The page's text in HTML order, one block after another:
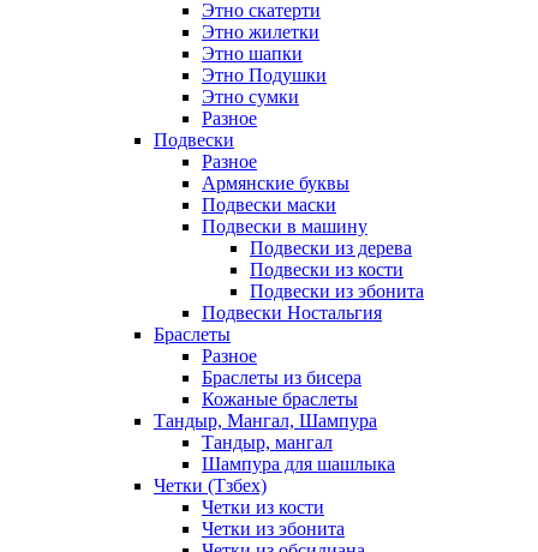
Этно скатерти
Этно жилетки
Этно шапки
Этно Подушки
Этно сумки
Разное
Подвески
Разное
Армянские буквы
Подвески маски
Подвески в машину
Подвески из дерева
Подвески из кости
Подвески из эбонита
Подвески Ностальгия
Браслеты
Разное
Браслеты из бисера
Кожаные браслеты
Тандыр, Мангал, Шампура
Тандыр, мангал
Шампура для шашлыка
Четки (Тзбех)
Четки из кости
Четки из эбонита